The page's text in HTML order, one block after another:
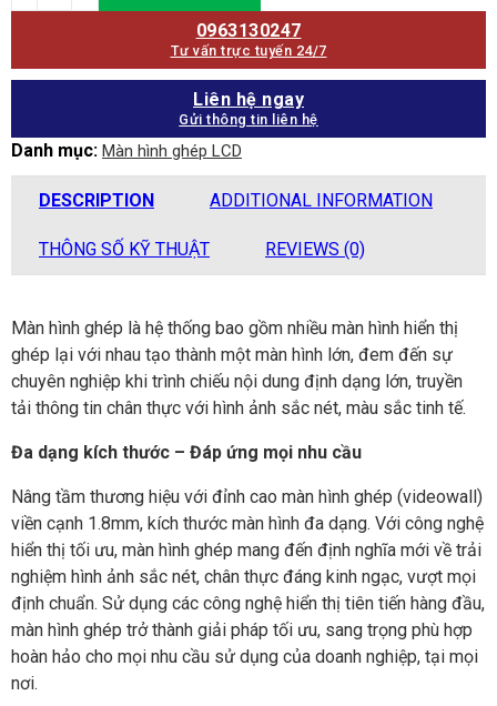
0963130247
Tư vấn trực tuyến 24/7
Liên hệ ngay
Gửi thông tin liên hệ
Danh mục: Màn hình ghép LCD
DESCRIPTION ADDITIONAL INFORMATION
THÔNG SỐ KỸ THUẬT REVIEWS (0)
Màn hình ghép là hệ thống bao gồm nhiều màn hình hiển thị
ghép lại với nhau tạo thành một màn hình lớn, đem đến sự
chuyên nghiệp khi trình chiếu nội dung định dạng lớn, truyền
tải thông tin chân thực với hình ảnh sắc nét, màu sắc tinh tế.
Đa dạng kích thước – Đáp ứng mọi nhu cầu
Nâng tầm thương hiệu với đỉnh cao màn hình ghép (videowall)
viền cạnh 1.8mm, kích thước màn hình đa dạng. Với công nghệ
hiển thị tối ưu, màn hình ghép mang đến định nghĩa mới về trải
nghiệm hình ảnh sắc nét, chân thực đáng kinh ngạc, vượt mọi
định chuẩn. Sử dụng các công nghệ hiển thị tiên tiến hàng đầu,
màn hình ghép trở thành giải pháp tối ưu, sang trọng phù hợp
hoàn hảo cho mọi nhu cầu sử dụng của doanh nghiệp, tại mọi
nơi.